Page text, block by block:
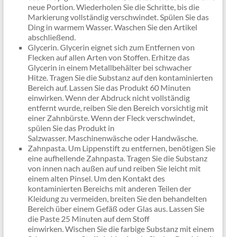
neue Portion. Wiederholen Sie die Schritte, bis die
Markierung vollständig verschwindet. Spülen Sie das
Ding in warmem Wasser. Waschen Sie den Artikel
abschließend.
Glycerin. Glycerin eignet sich zum Entfernen von
Flecken auf allen Arten von Stoffen. Erhitze das
Glycerin in einem Metallbehälter bei schwacher
Hitze. Tragen Sie die Substanz auf den kontaminierten
Bereich auf. Lassen Sie das Produkt 60 Minuten
einwirken. Wenn der Abdruck nicht vollständig
entfernt wurde, reiben Sie den Bereich vorsichtig mit
einer Zahnbürste. Wenn der Fleck verschwindet,
spülen Sie das Produkt in
Salzwasser. Maschinenwäsche oder Handwäsche.
Zahnpasta. Um Lippenstift zu entfernen, benötigen Sie
eine aufhellende Zahnpasta. Tragen Sie die Substanz
von innen nach außen auf und reiben Sie leicht mit
einem alten Pinsel. Um den Kontakt des
kontaminierten Bereichs mit anderen Teilen der
Kleidung zu vermeiden, breiten Sie den behandelten
Bereich über einem Gefäß oder Glas aus. Lassen Sie
die Paste 25 Minuten auf dem Stoff
einwirken. Wischen Sie die farbige Substanz mit einem